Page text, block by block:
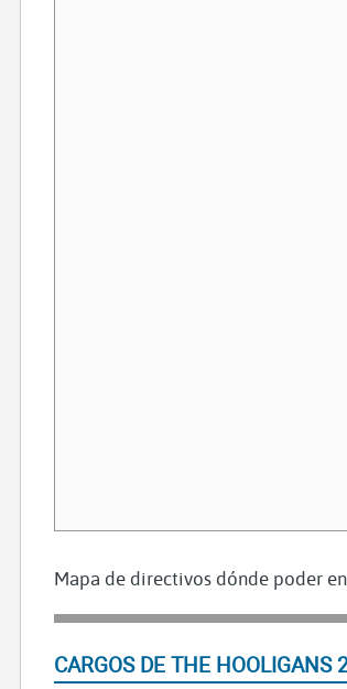
Mapa de directivos dónde poder
CARGOS DE THE HOOLIGANS